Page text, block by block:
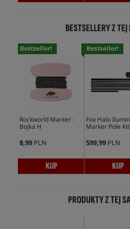
BESTSELLERY Z
Bestseller!
Rockworld Marker -
Bojka H
8,99 PLN
KUP
Bestseller!
Fox Halo
Marker Pole Kit
599,99 PLN
KUP
PRODUKTY Z TEJ